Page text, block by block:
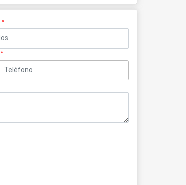
*
*